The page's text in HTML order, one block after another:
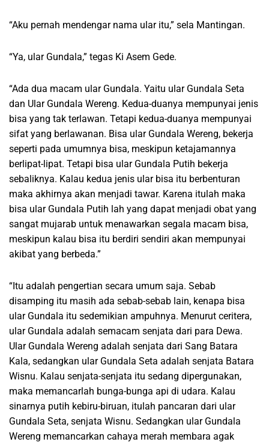
“Aku pernah mendengar nama ular itu,” sela Mantingan.
“Ya, ular Gundala,” tegas Ki Asem Gede.
“Ada dua macam ular Gundala. Yaitu ular Gundala Seta
dan Ular Gundala Wereng. Kedua-duanya mempunyai jenis
bisa yang tak terlawan. Tetapi kedua-duanya mempunyai
sifat yang berlawanan. Bisa ular Gundala Wereng, bekerja
seperti pada umumnya bisa, meskipun ketajamannya
berlipat-lipat. Tetapi bisa ular Gundala Putih bekerja
sebaliknya. Kalau kedua jenis ular bisa itu berbenturan
maka akhirnya akan menjadi tawar. Karena itulah maka
bisa ular Gundala Putih lah yang dapat menjadi obat yang
sangat mujarab untuk menawarkan segala macam bisa,
meskipun kalau bisa itu berdiri sendiri akan mempunyai
akibat yang berbeda.”
“Itu adalah pengertian secara umum saja. Sebab
disamping itu masih ada sebab-sebab lain, kenapa bisa
ular Gundala itu sedemikian ampuhnya. Menurut ceritera,
ular Gundala adalah semacam senjata dari para Dewa.
Ular Gundala Wereng adalah senjata dari Sang Batara
Kala, sedangkan ular Gundala Seta adalah senjata Batara
Wisnu. Kalau senjata-senjata itu sedang dipergunakan,
maka memancarlah bunga-bunga api di udara. Kalau
sinarnya putih kebiru-biruan, itulah pancaran dari ular
Gundala Seta, senjata Wisnu. Sedangkan ular Gundala
Wereng memancarkan cahaya merah membara agak